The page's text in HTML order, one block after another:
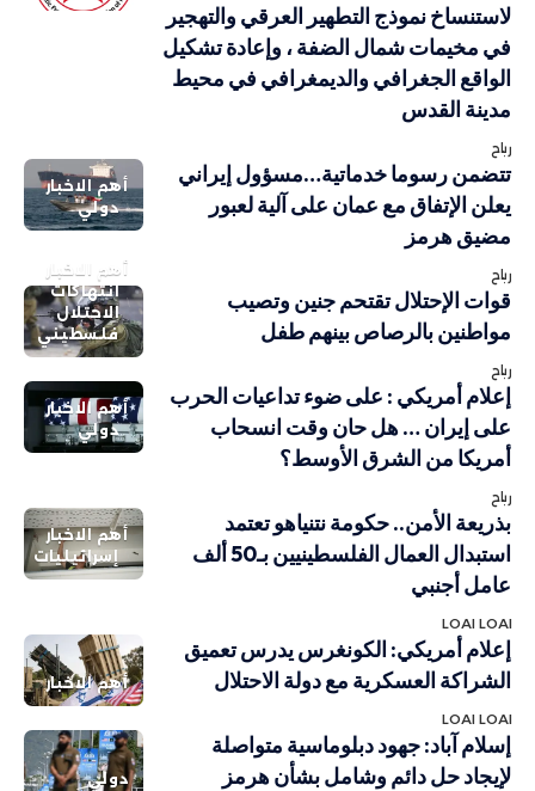
لاستنساخ نموذج التطهير العرقي والتهجير
في مخيمات شمال الضفة ، وإعادة تشكيل
الواقع الجغرافي والديمغرافي في محيط
مدينة القدس
رباح
أهم الاخبار
دولي
تتضمن رسوما خدماتية…مسؤول إيراني
يعلن الإتفاق مع عمان على آلية لعبور
مضيق هرمز
رباح
أهم الاخبار
انتهاكات
الاحتلال
فلسطيني
قوات الإحتلال تقتحم جنين وتصيب
مواطنين بالرصاص بينهم طفل
رباح
أهم الاخبار
دولي
إعلام أمريكي : على ضوء تداعيات الحرب
على إيران … هل حان وقت انسحاب
أمريكا من الشرق الأوسط؟
رباح
أهم الاخبار
إسرائيليات
بذريعة الأمن.. حكومة نتنياهو تعتمد
استبدال العمال الفلسطينيين بـ50 ألف
عامل أجنبي
LOAI LOAI
أهم الاخبار
إعلام أمريكي: الكونغرس يدرس تعميق
الشراكة العسكرية مع دولة الاحتلال
LOAI LOAI
دولي
إسلام آباد: جهود دبلوماسية متواصلة
لإيجاد حل دائم وشامل بشأن هرمز